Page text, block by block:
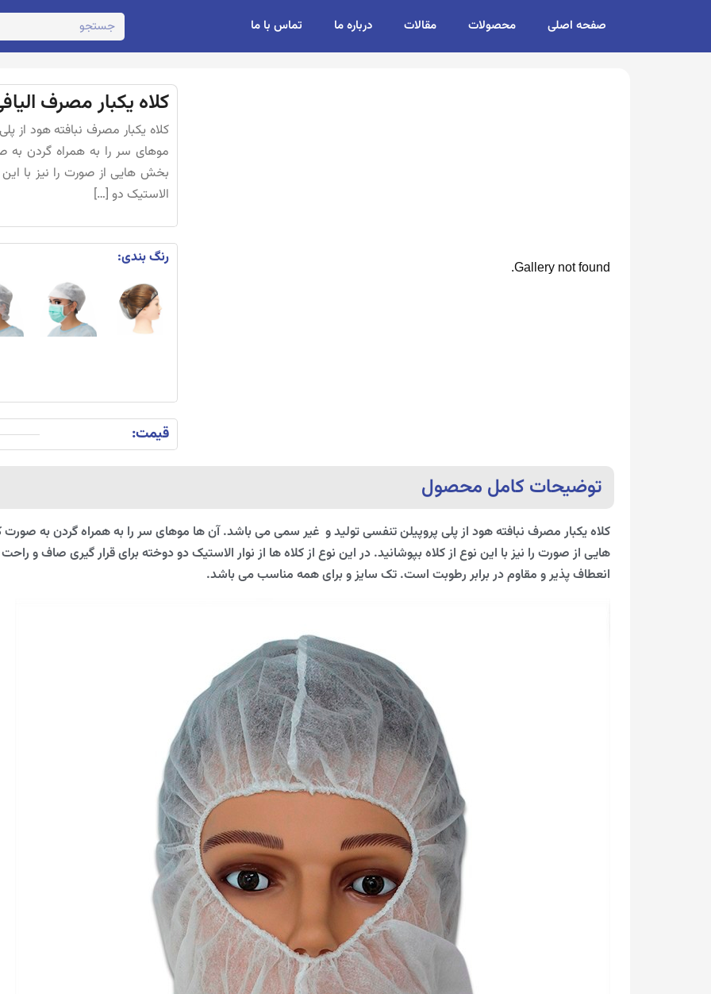
صفحه اصلی محصولات مقالات درباره ما تماس با ما
Gallery not found.
کلاه یکبار مصرف
کلاه یکبار مصرف نبافته هود از
موهای سر را به همراه گردن به
بخش هایی از صورت را نیز با این
الاستیک دو […]
رنگ بندی:
قیمت:
توضیحات کامل محصول
کلاه یکبار مصرف نبافته هود از پلی پروپیلن تنفسی تولید و غیر سمی می باشد. آن ها موهای سر را به همراه گردن به
هایی از صورت را نیز با این نوع از کلاه بپوشانید. در این نوع از کلاه ها از نوار الاستیک دو دوخته برای قرار گیری صاف
انعطاف پذیر و مقاوم در برابر رطوبت است. تک سایز و برای همه مناسب می باشد.